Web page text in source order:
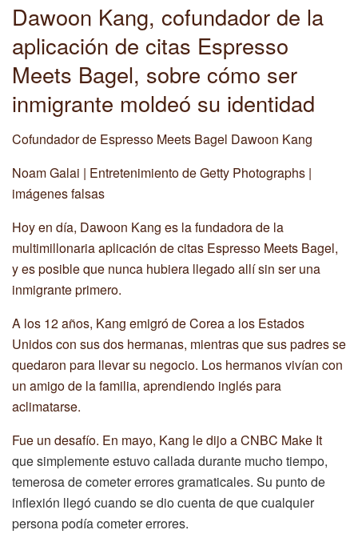
Dawoon Kang, cofundador de la
aplicación de citas Espresso
Meets Bagel, sobre cómo ser
inmigrante moldeó su identidad
Cofundador de Espresso Meets Bagel Dawoon Kang
Noam Galai | Entretenimiento de Getty Photographs |
imágenes falsas
Hoy en día, Dawoon Kang es la fundadora de la
multimillonaria aplicación de citas Espresso Meets Bagel,
y es posible que nunca hubiera llegado allí sin ser una
inmigrante primero.
A los 12 años, Kang emigró de Corea a los Estados
Unidos con sus dos hermanas, mientras que sus padres se
quedaron para llevar su negocio. Los hermanos vivían con
un amigo de la familia, aprendiendo inglés para
aclimatarse.
Fue un desafío. En mayo, Kang le dijo a CNBC Make It
que simplemente estuvo callada durante mucho tiempo,
temerosa de cometer errores gramaticales. Su punto de
inflexión llegó cuando se dio cuenta de que cualquier
persona podía cometer errores.